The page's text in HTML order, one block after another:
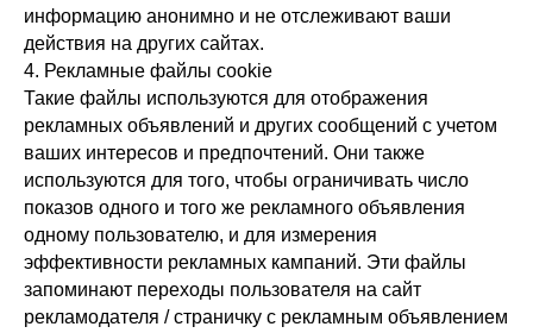
информацию анонимно и не отслеживают ваши
действия на других сайтах.
4. Рекламные файлы cookie
Такие файлы используются для отображения
рекламных объявлений и других сообщений с учетом
ваших интересов и предпочтений. Они также
используются для того, чтобы ограничивать число
показов одного и того же рекламного объявления
одному пользователю, и для измерения
эффективности рекламных кампаний. Эти файлы
запоминают переходы пользователя на сайт
рекламодателя / страничку с рекламным объявлением